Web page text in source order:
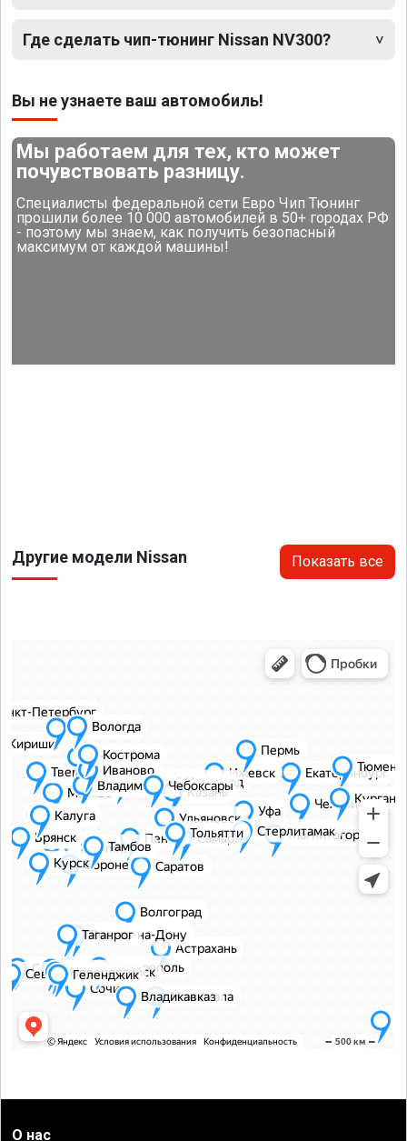
Где сделать чип-тюнинг Nissan NV300?
Вы не узнаете ваш автомобиль!
Мы работаем для тех, кто может
почувствовать разницу.
Специалисты федеральной сети Евро Чип Тюнинг
прошили более 10 000 автомобилей в 50+ городах РФ
- поэтому мы знаем, как получить безопасный
максимум от каждой машины!
Другие модели Nissan Показать все
О нас